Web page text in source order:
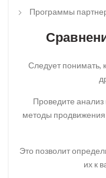
Программы
Следует понимать,
Проведите анализ
методы продвижения
Это позволит
их к